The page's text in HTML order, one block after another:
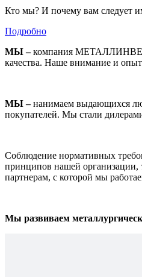
Кто мы? И почему вам следует
Подробно
МЫ –компания МЕТАЛЛИНВЕСТ,
качества. Наше внимание и
МЫ –нанимаем выдающихся
покупателей. Мы стали
Соблюдение нормативных
принципов нашей организации,
партнерам, с которой мы
Мы развиваем